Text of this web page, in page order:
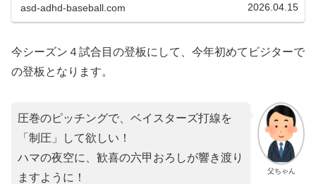
asd-adhd-baseball.com 2026.04.15
今シーズン​４試合目の登板にして、今年初めてビジターで
の登板となります。
父ちゃん
圧巻のピッチングで、ベイスターズ打線を
「制圧」して欲しい！
ハマの夜空に、歓喜の六甲おろしが響き渡り
ますように！